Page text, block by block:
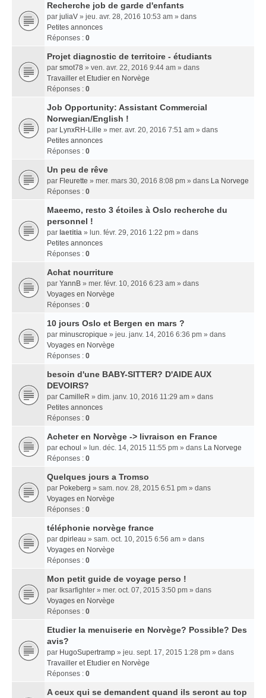
Recherche job de garde d'enfants
par juliaV » jeu. avr. 28, 2016 10:53 am » dans
Petites annonces
Réponses : 0
Projet diagnostic de territoire - étudiants
par smot78 » ven. avr. 22, 2016 9:44 am » dans
Travailler et Etudier en Norvège
Réponses : 0
Job Opportunity: Assistant Commercial
Norwegian/English !
par LynxRH-Lille » mer. avr. 20, 2016 7:51 am » dans
Petites annonces
Réponses : 0
Un peu de rêve
par Fleurette » mer. mars 30, 2016 8:08 pm » dans La Norvege
Réponses : 0
Maeemo, resto 3 étoiles à Oslo recherche du
personnel !
par laetitia » lun. févr. 29, 2016 1:22 pm » dans
Petites annonces
Réponses : 0
Achat nourriture
par YannB » mer. févr. 10, 2016 6:23 am » dans
Voyages en Norvège
Réponses : 0
10 jours Oslo et Bergen en mars ?
par minuscropique » jeu. janv. 14, 2016 6:36 pm » dans
Voyages en Norvège
Réponses : 0
besoin d'une BABY-SITTER? D'AIDE AUX
DEVOIRS?
par CamilleR » dim. janv. 10, 2016 11:29 am » dans
Petites annonces
Réponses : 0
Acheter en Norvège -> livraison en France
par echoul » lun. déc. 14, 2015 11:55 pm » dans La Norvege
Réponses : 0
Quelques jours a Tromso
par Pokeberg » sam. nov. 28, 2015 6:51 pm » dans
Voyages en Norvège
Réponses : 0
téléphonie norvège france
par dpirleau » sam. oct. 10, 2015 6:56 am » dans
Voyages en Norvège
Réponses : 0
Mon petit guide de voyage perso !
par Iksarfighter » mer. oct. 07, 2015 3:50 pm » dans
Voyages en Norvège
Réponses : 0
Etudier la menuiserie en Norvège? Possible? Des
avis?
par HugoSupertramp » jeu. sept. 17, 2015 1:28 pm » dans
Travailler et Etudier en Norvège
Réponses : 0
A ceux qui se demandent quand ils seront au top